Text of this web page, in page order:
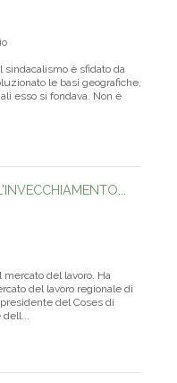
sindacalismo è sfidato da
le basi geografiche,
esso si fondava. Non è
del lavoro. Ha
del lavoro regionale di
del Coses di
dell...